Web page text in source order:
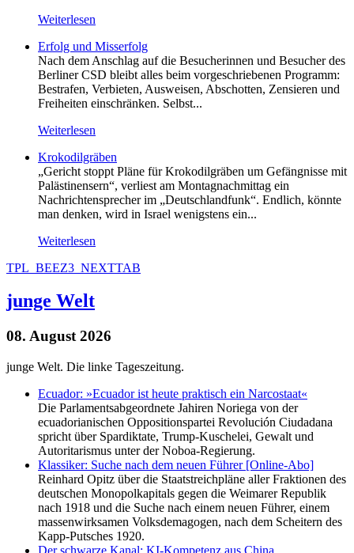
Weiterlesen
Erfolg und Misserfolg
Nach dem Anschlag auf die Besucherinnen und Besucher des
Berliner CSD bleibt alles beim vorgeschriebenen Programm:
Bestrafen, Verbieten, Ausweisen, Abschotten, Zensieren und
Freiheiten einschränken. Selbst...
Weiterlesen
Krokodilgräben
„Gericht stoppt Pläne für Krokodilgräben um Gefängnisse mit
Palästinensern“, verliest am Montagnachmittag ein
Nachrichtensprecher im „Deutschlandfunk“. Endlich, könnte
man denken, wird in Israel wenigstens ein...
Weiterlesen
TPL_BEEZ3_NEXTTAB
junge Welt
08. August 2026
junge Welt. Die linke Tageszeitung.
Ecuador: »Ecuador ist heute praktisch ein Narcostaat«
Die Parlamentsabgeordnete Jahiren Noriega von der
ecuadorianischen Oppositionspartei Revolución Ciudadana
spricht über Spardiktate, Trump-Kuschelei, Gewalt und
Autoritarismus unter der Noboa-Regierung.
Klassiker: Suche nach dem neuen Führer [Online-Abo]
Reinhard Opitz über die Staatstreichpläne aller Fraktionen des
deutschen Monopolkapitals gegen die Weimarer Republik
nach 1918 und die Suche nach einem neuen Führer, einem
massenwirksamen Volksdemagogen, nach dem Scheitern des
Kapp-Putsches 1920.
Der schwarze Kanal: KI-Kompetenz aus China